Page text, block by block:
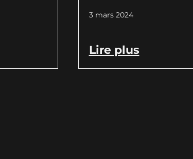
3 mars 2024
Lire plus